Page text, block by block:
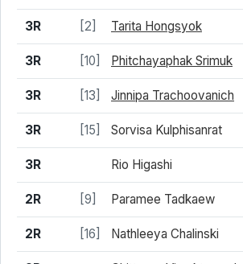
3R [2] Tarita Hongsyok
3R [10] Phitchayaphak Srimuk
3R [13] Jinnipa Trachoovanich
3R [15] Sorvisa Kulphisanrat
3R Rio Higashi
2R [9] Paramee Tadkaew
2R [16] Nathleeya Chalinski